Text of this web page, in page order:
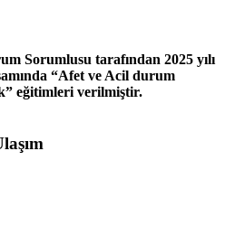
Sorumlusu tarafından 2025 yılı
“Afet ve Acil durum
eğitimleri verilmiştir.